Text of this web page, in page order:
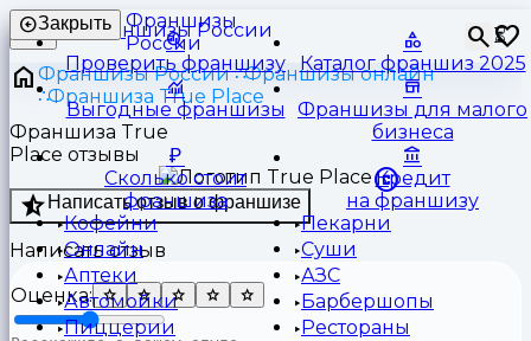
Франшизы
России
⏳
Закрыть
Проверить франшизу Каталог франшиз 2025
Выгодные франшизы
Франшизы для малого
бизнеса
Сколько стоит
франшиза
Кредит
на франшизу
Кофейни
Пекарни
Онлайн
Суши
Аптеки
АЗС
Автомойки
Барбершопы
Пиццерии
Рестораны
Франшизы России
Франшизы онлайн
Франшиза True Place
Франшиза True
Place отзывы
Написать отзыв о франшизе
Написать отзыв
Оценка: